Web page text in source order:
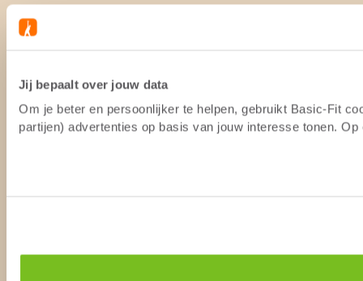
Jij bepaalt over jouw data
Om je beter en persoonlijker te helpen, gebruikt Basic-Fit
partijen) advertenties op basis van jouw interesse tonen.